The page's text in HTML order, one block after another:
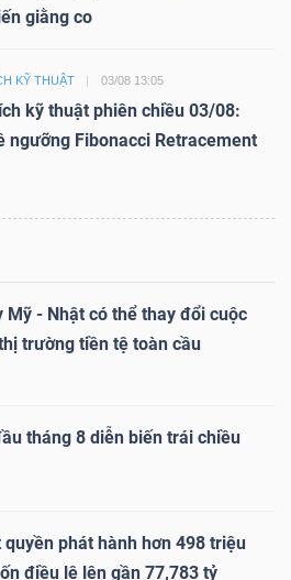
giằng co
KỸ THUẬT 03/08 13:05
kỹ thuật phiên chiều 03/08:
ngưỡng Fibonacci Retracement
Mỹ - Nhật có thể thay đổi cuộc
trường tiền tệ toàn cầu
tháng 8 diễn biến trái chiều
quyền phát hành hơn 498 triệu
điều lệ lên gần 77,783 tỷ